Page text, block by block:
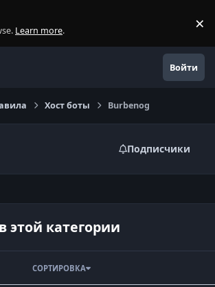
Learn more. ×
Войти
Хост боты Burbenog
Подписчики
этой категории
СОРТИРОВКА